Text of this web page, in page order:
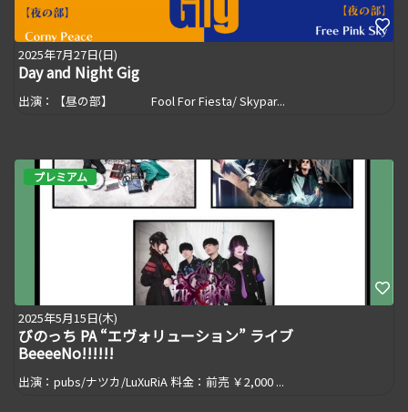
2025年7月27日(日)
Day and Night Gig
出演：【昼の部】 Fool For Fiesta/ Skypar...
プレミアム
2025年5月15日(木)
びのっち PA “エヴォリューション” ライブ
BeeeeNo!!!!!!
出演：pubs/ナツカ/LuXuRiA 料金：前売 ￥2,000 ...